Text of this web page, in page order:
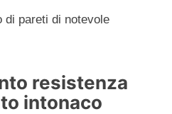
di pareti di notevole
resistenza
intonaco